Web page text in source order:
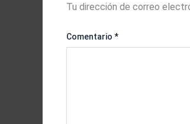
Tu dirección de correo
Comentario *